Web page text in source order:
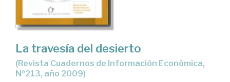
La travesía del desierto
(Revista Cuadernos de Información Económica,
Nº213, año 2009)